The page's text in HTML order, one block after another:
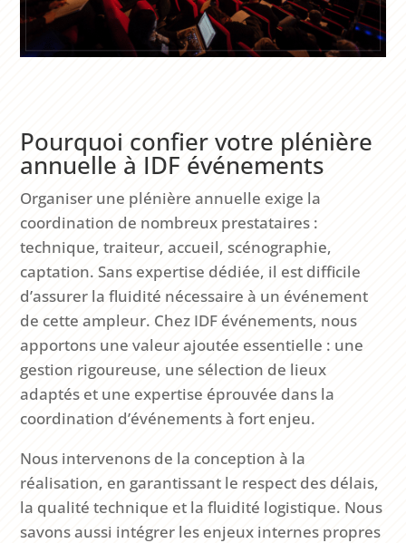
Pourquoi confier votre plénière
annuelle à IDF événements
Organiser une plénière annuelle exige la
coordination de nombreux prestataires :
technique, traiteur, accueil, scénographie,
captation. Sans expertise dédiée, il est difficile
d’assurer la fluidité nécessaire à un événement
de cette ampleur. Chez IDF événements, nous
apportons une valeur ajoutée essentielle : une
gestion rigoureuse, une sélection de lieux
adaptés et une expertise éprouvée dans la
coordination d’événements à fort enjeu.
Nous intervenons de la conception à la
réalisation, en garantissant le respect des délais,
la qualité technique et la fluidité logistique. Nous
savons aussi intégrer les enjeux internes propres